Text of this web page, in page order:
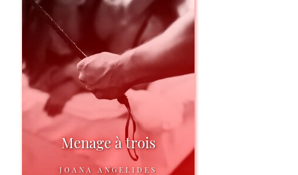
Menage à trois
JOANA ANGELIDES